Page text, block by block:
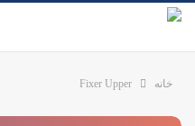
خانه Fixer Upper